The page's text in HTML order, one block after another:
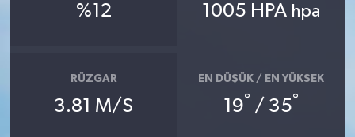
%12 1005 HPA hpa
RÜZGAR
3.81 M/S
EN DÜŞÜK / EN YÜKSEK
19° / 35°